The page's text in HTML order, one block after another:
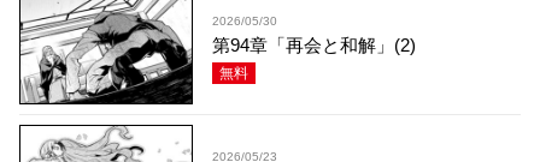
2026/05/30
第94章「再会と和解」(2)
無料
2026/05/23